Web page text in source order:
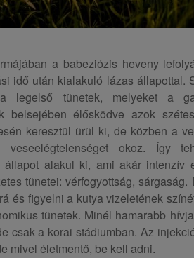
a babeziózis heveny
idő után kialakuló lázas állapottal.
a legelső tünetek, melyeket a
belsejében élősködve azok
keresztül ürül ki, de közben a
veseelégtelenséget okoz. Így
állapot alakul ki, ami akár intenzív
tünetei: vérfogyottság,
és figyelni a kutya vizeletének
tünetek. Minél hamarabb
csak a korai stádiumban. Az
mivel életmentő, be kell adni.